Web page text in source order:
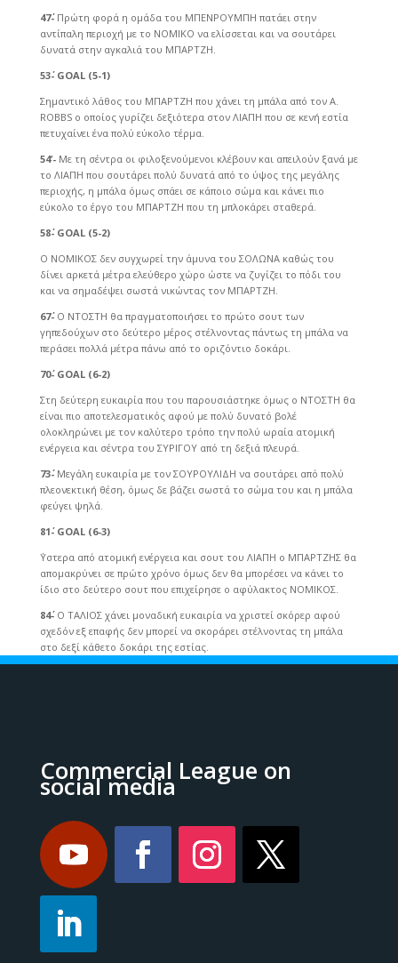
47΄-Πρώτη φορά η ομάδα του ΜΠΕΝΡΟΥΜΠΗ πατάει στην
αντίπαλη περιοχή με το ΝΟΜΙΚΟ να ελίσσεται και να σουτάρει
δυνατά στην αγκαλιά του ΜΠΑΡΤΖΗ.
53΄- GOAL (5-1)
Σημαντικό λάθος του ΜΠΑΡΤΖΗ που χάνει τη μπάλα από τον A.
ROBBS ο οποίος γυρίζει δεξιότερα στον ΛΙΑΠΗ που σε κενή εστία
πετυχαίνει ένα πολύ εύκολο τέρμα.
54’-Με τη σέντρα οι φιλοξενούμενοι κλέβουν και απειλούν ξανά με
το ΛΙΑΠΗ που σουτάρει πολύ δυνατά από το ύψος της μεγάλης
περιοχής, η μπάλα όμως σπάει σε κάποιο σώμα και κάνει πιο
εύκολο το έργο του ΜΠΑΡΤΖΗ που τη μπλοκάρει σταθερά.
58΄- GOAL (5-2)
Ο ΝΟΜΙΚΟΣ δεν συγχωρεί την άμυνα του ΣΟΛΩΝΑ καθώς του
δίνει αρκετά μέτρα ελεύθερο χώρο ώστε να ζυγίζει το πόδι του
και να σημαδέψει σωστά νικώντας τον ΜΠΑΡΤΖΗ.
67΄- Ο ΝΤΟΣΤΗ θα πραγματοποιήσει το πρώτο σουτ των
γηπεδούχων στο δεύτερο μέρος στέλνοντας πάντως τη μπάλα να
περάσει πολλά μέτρα πάνω από το οριζόντιο δοκάρι.
70΄- GOAL (6-2)
Στη δεύτερη ευκαιρία που του παρουσιάστηκε όμως ο ΝΤΟΣΤΗ θα
είναι πιο αποτελεσματικός αφού με πολύ δυνατό βολέ
ολοκληρώνει με τον καλύτερο τρόπο την πολύ ωραία ατομική
ενέργεια και σέντρα του ΣΥΡΙΓΟΥ από τη δεξιά πλευρά.
73΄-Μεγάλη ευκαιρία με τον ΣΟΥΡΟΥΛΙΔΗ να σουτάρει από πολύ
πλεονεκτική θέση, όμως δε βάζει σωστά το σώμα του και η μπάλα
φεύγει ψηλά.
81΄- GOAL (6-3)
΄Υστερα από ατομική ενέργεια και σουτ του ΛΙΑΠΗ ο ΜΠΑΡΤΖΗΣ θα
απομακρύνει σε πρώτο χρόνο όμως δεν θα μπορέσει να κάνει το
ίδιο στο δεύτερο σουτ που επιχείρησε ο αφύλακτος ΝΟΜΙΚΟΣ.
84΄-Ο ΤΑΛΙΟΣ χάνει μοναδική ευκαιρία να χριστεί σκόρερ αφού
σχεδόν εξ επαφής δεν μπορεί να σκοράρει στέλνοντας τη μπάλα
στο δεξί κάθετο δοκάρι της εστίας.
Commercial League on
social media